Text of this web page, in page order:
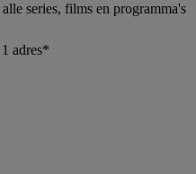
series, films en programma's
adres*